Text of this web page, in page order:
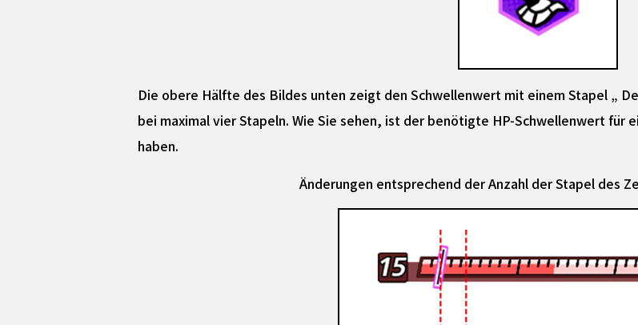
Die obere Hälfte des Bildes unten zeigt den Schwellenwert mit einem Stapel „
bei maximal vier Stapeln. Wie Sie sehen, ist der benötigte HP-Schwellenwert für
haben.
Änderungen entsprechend der Anzahl der Stapel des